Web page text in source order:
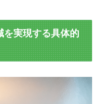
を実現する具体的